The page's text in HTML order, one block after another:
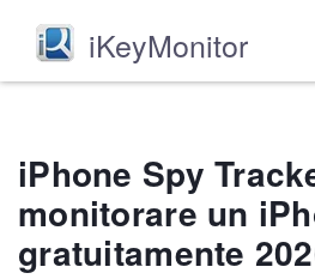
iKeyMonitor
iPhone Spy
monitorare un
gratuitamente